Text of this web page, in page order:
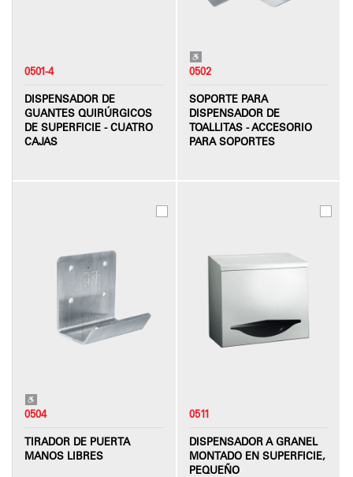
0501-4
DISPENSADOR DE
GUANTES QUIRÚRGICOS
DE SUPERFICIE - CUATRO
CAJAS
0502
SOPORTE PARA
DISPENSADOR DE
TOALLITAS - ACCESORIO
PARA SOPORTES
0504
TIRADOR DE PUERTA
MANOS LIBRES
0511
DISPENSADOR A GRANEL
MONTADO EN SUPERFICIE,
PEQUEÑO